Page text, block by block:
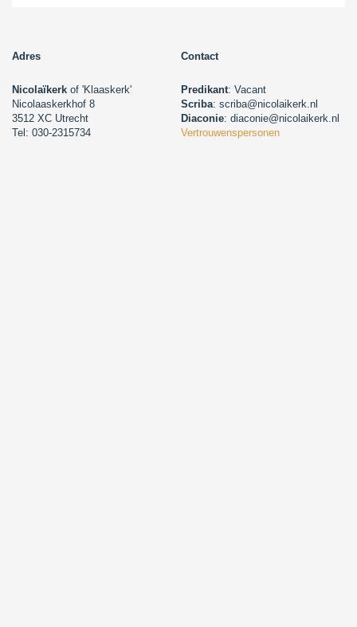
Adres Contact
Nicolaïkerk of 'Klaaskerk'
Nicolaaskerkhof 8
3512 XC Utrecht
Tel: 030-2315734
Predikant: Vacant
Scriba: scriba@nicolaikerk.nl
Diaconie: diaconie@nicolaikerk.nl
Vertrouwenspersonen